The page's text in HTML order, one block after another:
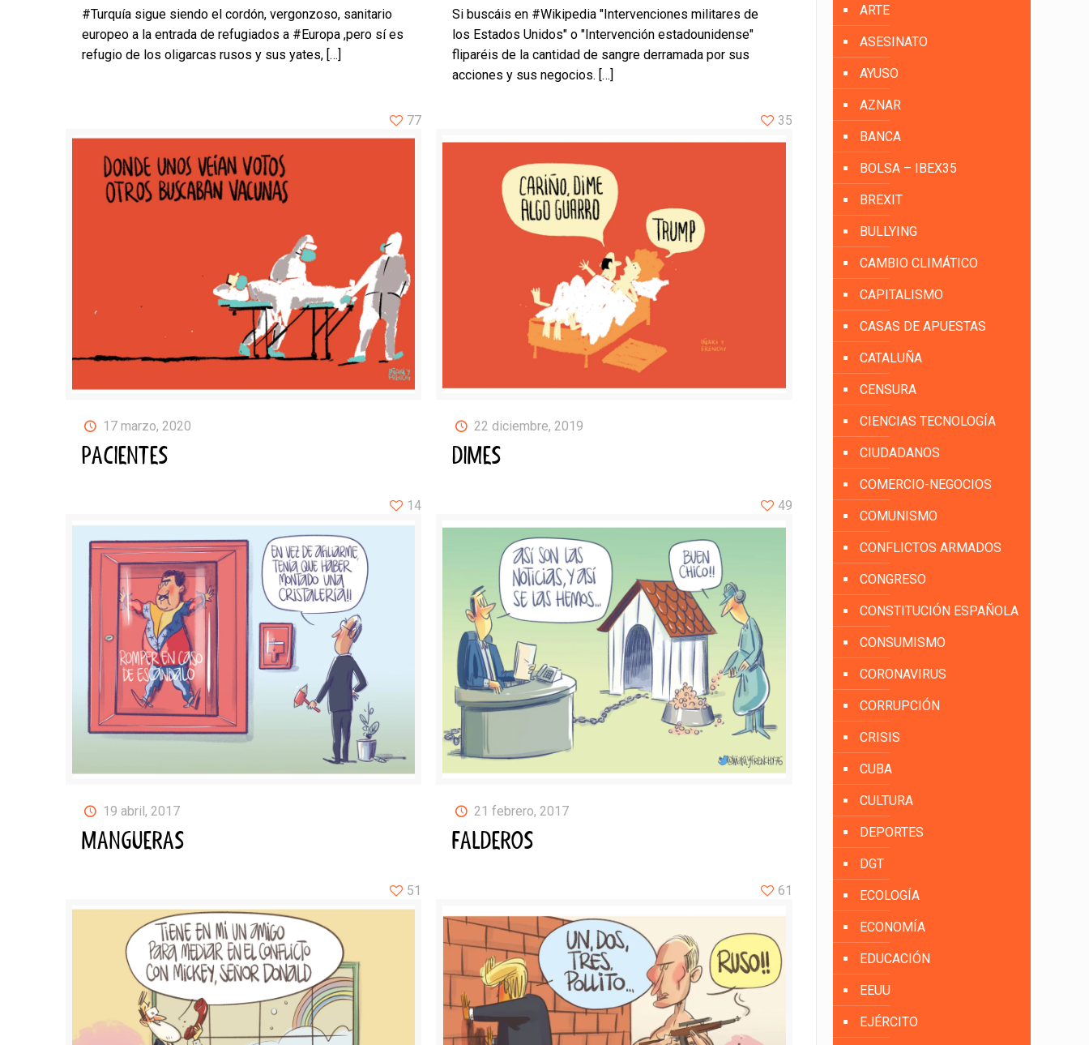
#Turquía sigue siendo el cordón, vergonzoso, sanitario
europeo a la entrada de refugiados a #Europa ,pero sí es
refugio de los oligarcas rusos y sus yates,[…]
Si buscáis en #Wikipedia "Intervenciones militares de
los Estados Unidos" o "Intervención estadounidense"
fliparéis de la cantidad de sangre derramada por sus
acciones y sus negocios. […]
17 marzo, 2020
PACIENTES
77
22 diciembre, 2019
DIMES
35
19 abril, 2017
MANGUERAS
14
21 febrero, 2017
FALDEROS
49
51 61
ARTE
ASESINATO
AYUSO
AZNAR
BANCA
BOLSA – IBEX35
BREXIT
BULLYING
CAMBIO CLIMÁTICO
CAPITALISMO
CASAS DE APUESTAS
CATALUÑA
CENSURA
CIENCIAS TECNOLOGÍA
CIUDADANOS
COMERCIO-NEGOCIOS
COMUNISMO
CONFLICTOS ARMADOS
CONGRESO
CONSTITUCIÓN ESPAÑOLA
CONSUMISMO
CORONAVIRUS
CORRUPCIÓN
CRISIS
CUBA
CULTURA
DEPORTES
DGT
ECOLOGÍA
ECONOMÍA
EDUCACIÓN
EEUU
EJÉRCITO